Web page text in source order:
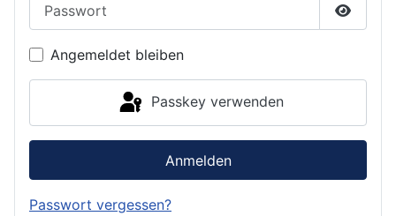
Angemeldet bleiben
Passkey verwenden
Anmelden
Passwort vergessen?